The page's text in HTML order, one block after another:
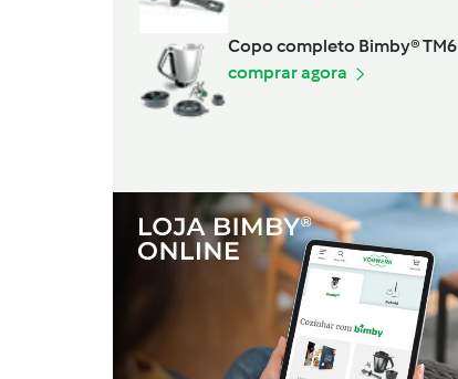
Copo completo Bimby® TM6
comprar agora